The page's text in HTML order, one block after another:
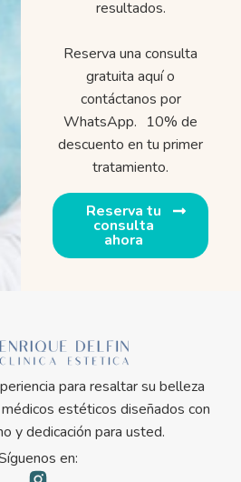
resultados.
Reserva una consulta
gratuita aquí o
contáctanos por
WhatsApp. 10% de
descuento en tu primer
tratamiento.
Reserva tu
consulta
ahora
para resaltar su belleza
estéticos diseñados con
y dedicación para usted.
en: